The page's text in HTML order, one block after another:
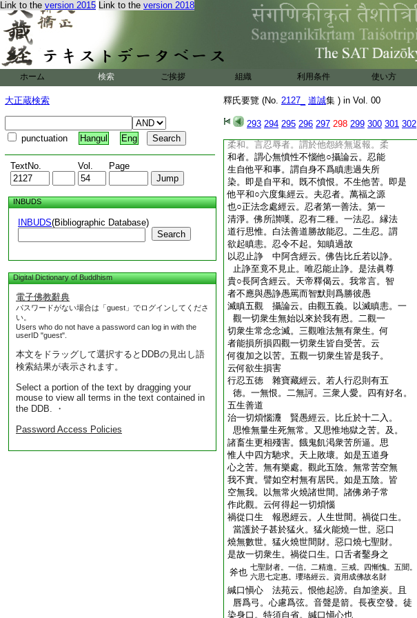
Link to the version 2015 Link to the version 2018
ホーム 検索 ご挨拶 組織 利用条件 使い方
大正蔵検索
punctuation Hangul Eng
TextNo. Vol. Page
INBUDS
INBUDS(Bibliographic Database)
Search
Digital Dictionary of Buddhism
電子佛教辭典
パスワードがない場合は「guest」でログインしてくださ
い。
Users who do not have a password can log in with the
userID "guest".
本文をドラッグして選択するとDDBの見出し語
検索結果が表示されます。
Select a portion of the text by dragging your
mouse to view all terms in the text contained in
the DDB. ・
Password Access Policies
釋氏要覽 (No. 2127_ 道誠集 ) in Vol. 00
293 294 295 296 297 298 299 300 301 302
寂靜。蛇聞法已。即命終住天○瑞應經云。
痛哉世間人。共爭不急事。於此極惡中。勤
身苦營務。雖求不能得。徒役身心勞。死墮
苦海中。自當無代者○南山鈔云。凡欲責
他。先自量己内心喜怒。若有嫌恨。但自抑
忍。火從内發。先自焚身
諍有五過 五分律云。一兇惡。二後悔恨。三
多人不愛。四惡聲流布。五死墮惡道
忍 瑜珈論云。何名忍自無憤勃。不報他怨。
故名忍。由二因縁。諸出家者。力勵受行。速
柔和。言忍辱者。謂於他怨終無返報。柔
和者。謂心無憤性不惱他○攝論云。忍能
生自他平和事。謂自身不爲瞋恚過失所
染。即是自平和。既不憤恨。不生他苦。即是
他平和○六度集經云。夫忍者。萬福之源
也○正法念處經云。忍者第一善法。第一
清淨。佛所讃嘆。忍有二種。一法忍。縁法
道行思惟。白法善道勝故能忍。二生忍。謂
欲起瞋恚。忍令不起。知瞋過故
以忍止諍 中阿含經云。佛告比丘若以諍。
止諍至竟不見止。唯忍能止諍。是法眞尊
貴○長阿含經云。天帝釋偈云。我常言。智
者不應與愚諍愚罵而智默則爲勝彼愚
滅瞋五觀 攝論云。由觀五義。以滅瞋恚。一
觀一切衆生無始以來於我有恩。二觀一
切衆生常念念滅。三觀唯法無有衆生。何
者能損所損四觀一切衆生皆自受苦。云
何復加之以苦。五觀一切衆生皆是我子。
云何欲生損害
行忍五徳 雜寶藏經云。若人行忍則有五
徳。一無恨。二無訶。三衆人愛。四有好名。
五生善道
治一切煩惱灋 賢愚經云。比丘於十二入。
思惟無量生死無常。又思惟地獄之苦。及。
諸畜生更相殘害。餓鬼飢渇衆苦所逼。思
惟人中四方馳求。天上敗壞。如是五道身
心之苦。無有樂處。觀此五陰。無常苦空無
我不實。譬如空村無有居民。如是五陰。皆
空無我。以無常火燒諸世間。諸佛弟子常
作此觀。云何得起一切煩惱
禍從口生 報恩經云。人生世間。禍從口生。
當護於子甚於猛火。猛火能燒一世。惡口
燒無數世。猛火燒世間財。惡口燒七聖財。
是故一切衆生。禍從口生。口舌者鑿身之
斧也 七聖財者。一信。二精進。三戒。四慚愧。五聞。
六思七定惠。瓔珞經云。資用成佛故名財
緘口愼心 法苑云。恨他起謗。自加塗炭。且
唇爲弓。心慮爲弦。音聲是箭。長夜空發。徒
染身口。特須自省。緘口愼心也